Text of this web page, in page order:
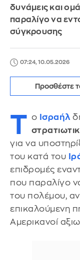
δυνάμεις και
παραλίγο να
σύγκρουσης
07:24, 10.05.2026
Προσθέστε
Τ ο Ισραήλ
για να
του κατά του
επιδρομές
που παραλίγο
του πολέμου,
επικαλούμενη
Αμερικανοί